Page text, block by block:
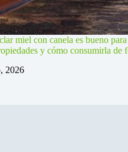
miel con canela es bueno
y cómo consumirla de
2026